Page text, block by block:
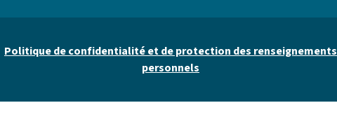
Politique de confidentialité et de protection des renseignements
personnels